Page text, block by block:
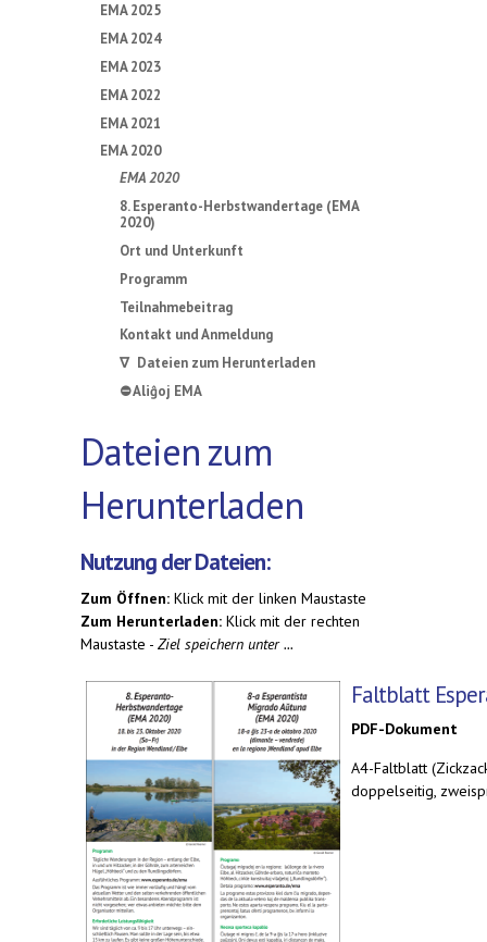
EMA 2025
EMA 2024
EMA 2023
EMA 2022
EMA 2021
EMA 2020
EMA 2020
8. Esperanto-Herbstwandertage (EMA
2020)
Ort und Unterkunft
Programm
Teilnahmebeitrag
Kontakt und Anmeldung
∇ Dateien zum Herunterladen
⛔ Aliĝoj EMA
Dateien zum
Herunterladen
Nutzung der Dateien:
Zum Öffnen: Klick mit der linken Maustaste
Zum Herunterladen: Klick mit der rechten
Maustaste - Ziel speichern unter ...
Faltblatt
PDF-Dokument
A4-Faltblatt
doppelseitig,